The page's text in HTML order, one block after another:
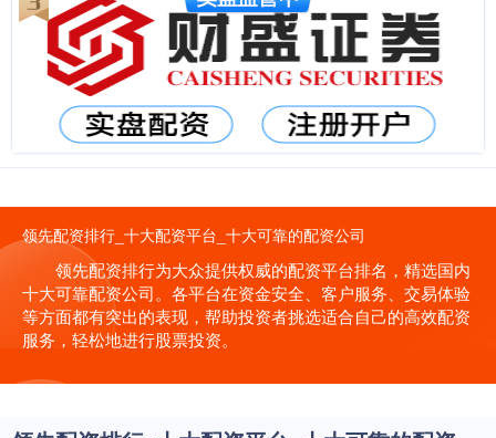
领先配资排行_十大配资平台_十大可靠的配资公司
领先配资排行为大众提供权威的配资平台排名，精选国内
十大可靠配资公司。各平台在资金安全、客户服务、交易体验
等方面都有突出的表现，帮助投资者挑选适合自己的高效配资
服务，轻松地进行股票投资。